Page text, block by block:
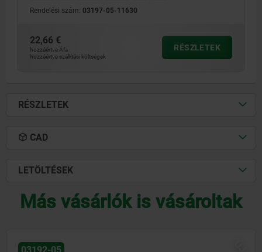
Rendelési szám: 03197-05-11630
22,66 €
hozzáértve Áfa
hozzáértve szállítási költségek
RÉSZLETEK
RÉSZLETEK
CAD
LETÖLTÉSEK
Más vásárlók is vásároltak
ÚJ